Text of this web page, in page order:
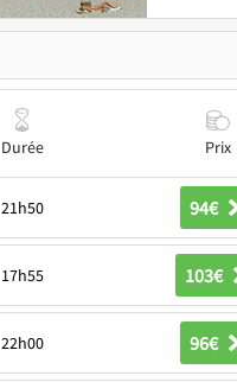
Durée Prix
21h50 94€
17h55 103€
22h00 96€